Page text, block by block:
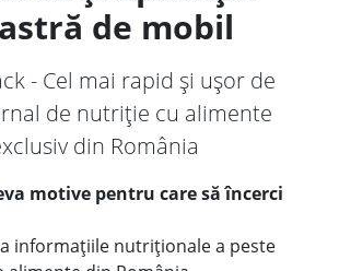
de mobil
- Cel mai rapid și ușor de
de nutriție cu alimente
din România
motive pentru care să încerci
informațiile nutriționale a peste